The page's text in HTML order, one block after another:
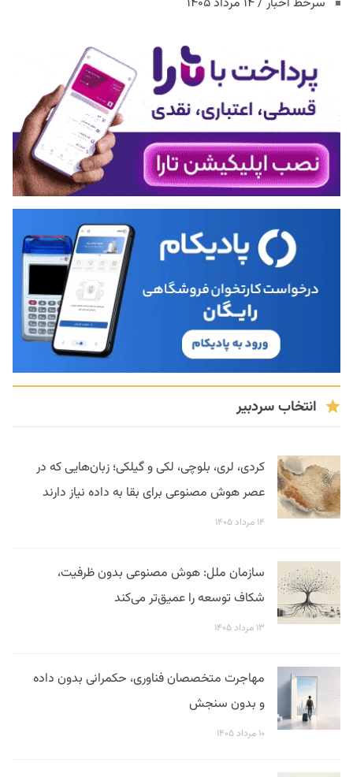
انتخاب سردبیر
کردی، لری، بلوچی، لکی و گیلکی؛ زبان‌هایی که در
عصر هوش مصنوعی برای بقا به داده نیاز دارند
۱۴ مرداد ۱۴۰۵
سازمان ملل: هوش مصنوعی بدون ظرفیت،
شکاف توسعه را عمیق‌تر می‌کند
۱۳ مرداد ۱۴۰۵
مهاجرت متخصصان فناوری، حکمرانی بدون داده
و بدون سنجش
۱۰ مرداد ۱۴۰۵